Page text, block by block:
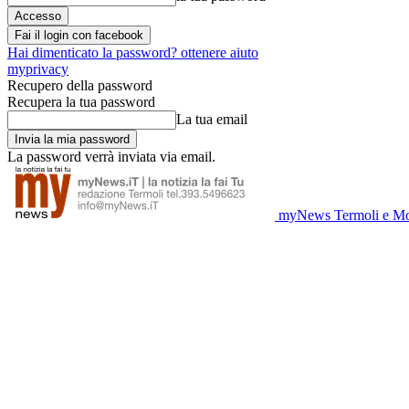
Fai il login con facebook
Hai dimenticato la password? ottenere aiuto
myprivacy
Recupero della password
Recupera la tua password
La tua email
La password verrà inviata via email.
myNews Termoli e